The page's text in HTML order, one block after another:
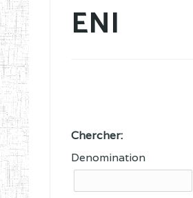
ENI
Chercher:
Denomination